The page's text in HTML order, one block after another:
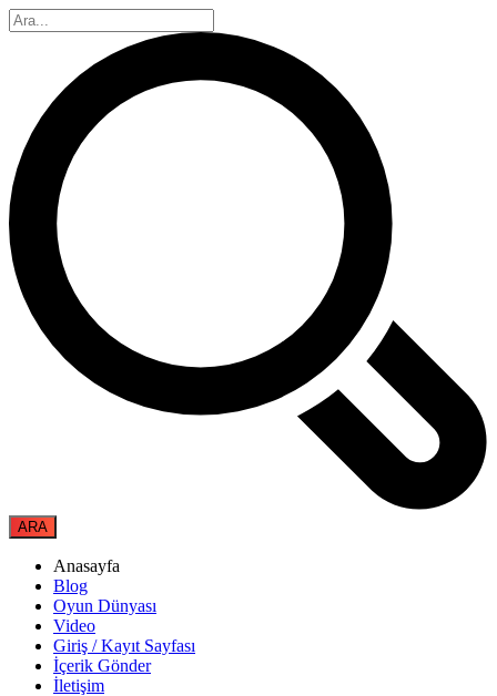
Anasayfa
Blog
Oyun Dünyası
Video
Giriş / Kayıt Sayfası
İçerik Gönder
İletişim